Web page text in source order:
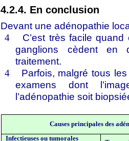
4.2.4. En conclusion
Devant une adénopathie
4
C’est très facile
ganglions cèdent en
traitement.
4
Parfois, malgré tous
examens dont
l’adénopathie soit
Causes principales des
Infectieuses ou tumorales